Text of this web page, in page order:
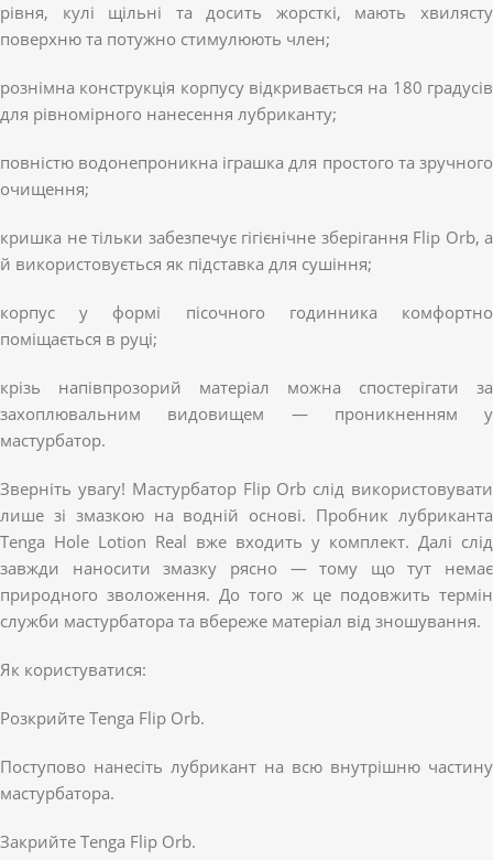
рівня, кулі щільні та досить жорсткі, мають хвилясту
поверхню та потужно стимулюють член;
рознімна конструкція корпусу відкривається на 180 градусів
для рівномірного нанесення лубриканту;
повністю водонепроникна іграшка для простого та зручного
очищення;
кришка не тільки забезпечує гігієнічне зберігання Flip Orb, а
й використовується як підставка для сушіння;
корпус у формі пісочного годинника комфортно
поміщається в руці;
крізь напівпрозорий матеріал можна спостерігати за
захоплювальним видовищем — проникненням у
мастурбатор.
Зверніть увагу! Мастурбатор Flip Orb слід використовувати
лише зі змазкою на водній основі. Пробник лубриканта
Tenga Hole Lotion Real вже входить у комплект. Далі слід
завжди наносити змазку рясно — тому що тут немає
природного зволоження. До того ж це подовжить термін
служби мастурбатора та вбереже матеріал від зношування.
Як користуватися:
Розкрийте Tenga Flip Orb.
Поступово нанесіть лубрикант на всю внутрішню частину
мастурбатора.
Закрийте Tenga Flip Orb.